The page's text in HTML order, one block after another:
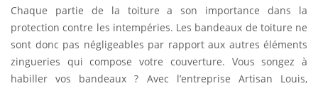
Chaque partie de la toiture a son importance dans la
protection contre les intempéries. Les bandeaux de toiture ne
sont donc pas négligeables par rapport aux autres éléments
zingueries qui compose votre couverture. Vous songez à
habiller vos bandeaux ? Avec l’entreprise Artisan Louis,